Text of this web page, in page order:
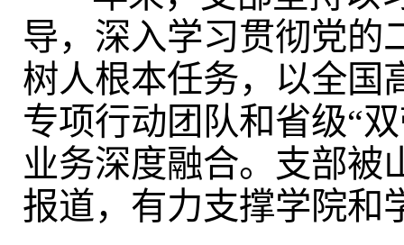
导，深入学习贯彻党的
树人根本任务，以全国
专项行动团队和省级“
业务深度融合。支部被
报道，有力支撑学院和